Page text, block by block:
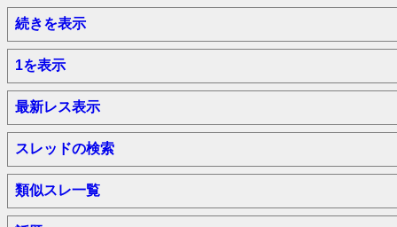
続きを表示
1を表示
最新レス表示
スレッドの検索
類似スレ一覧